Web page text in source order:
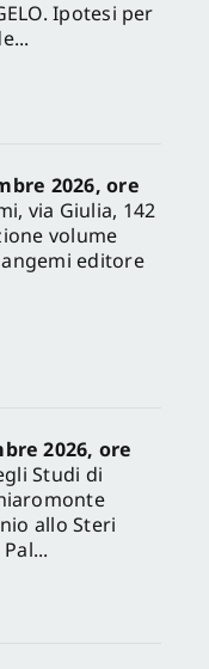
Ipotesi per
2026, ore
via Giulia, 142
volume
editore
2026, ore
Studi di
allo Steri